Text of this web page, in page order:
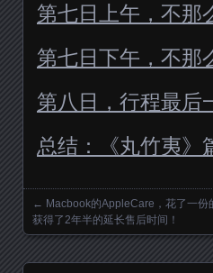
第七日上午，不那
第七日下午，不那
第八日，行程最后
总结：《丸竹夷》
Posts navigation
← Macbook的AppleCare，花了一份
获得了2年半的延长售后时间！